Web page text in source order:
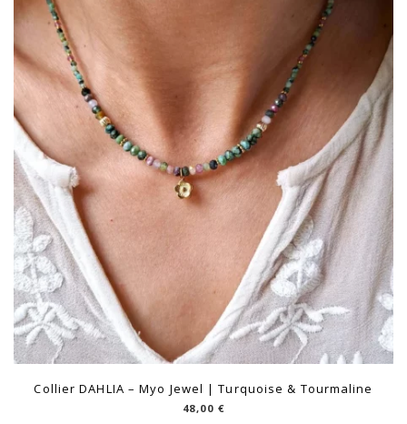
Collier DAHLIA – Myo Jewel | Turquoise & Tourmaline
48,00 €